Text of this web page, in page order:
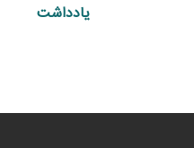
یادداشت